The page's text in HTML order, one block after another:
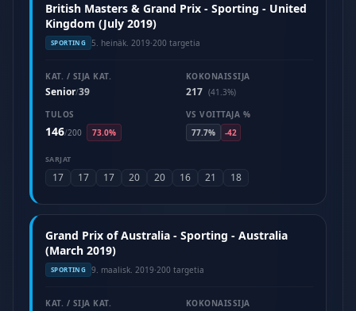
British Masters & Grand Prix - Sporting - United
Kingdom (July 2019)
SPORTING 5. heinäk. 2019·200 targetia
KAT. / SIJA KAT.
Senior/39
KOKONAISSIJA
217 (41.3%)
TULOS
146/200 73.0%
VS VOITTAJA %
77.7%
-42
SARJAT
17 17 17 20 20 16 21 18
Grand Prix of Australia - Sporting - Australia
(March 2019)
SPORTING 9. maalisk. 2019·200 targetia
KAT. / SIJA KAT. KOKONAISSIJA